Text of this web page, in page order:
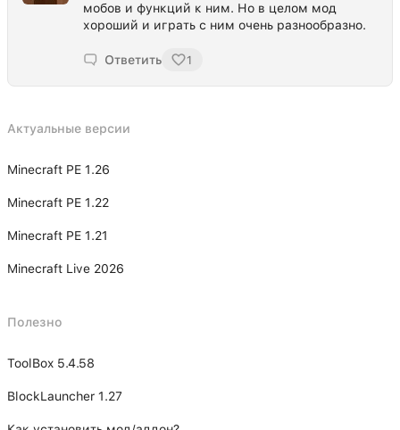
мобов и функций к ним. Но в целом мод
хороший и играть с ним очень разнообразно.
Ответить 1
Актуальные версии
Minecraft PE 1.26
Minecraft PE 1.22
Minecraft PE 1.21
Minecraft Live 2026
Полезно
ToolBox 5.4.58
BlockLauncher 1.27